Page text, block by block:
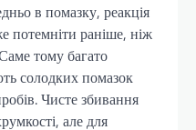
в помазку, реакція
потемніти раніше, ніж
тому багато
солодких помазок
Чисте збивання
але для